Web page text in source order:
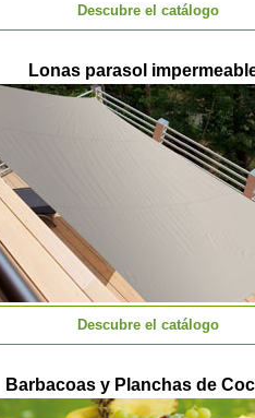
Descubre el catálogo
Lonas parasol
Descubre el catálogo
Barbacoas y Planchas de